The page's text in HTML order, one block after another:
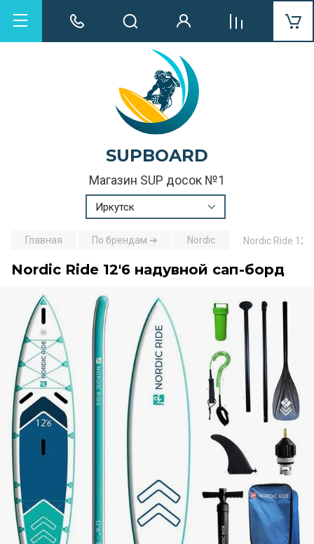
SUPBOARD
Магазин SUP досок №1
Иркутск
Главная По брендам ➔ Nordic Nordic Ride
Nordic Ride 12'6 надувной сап-борд